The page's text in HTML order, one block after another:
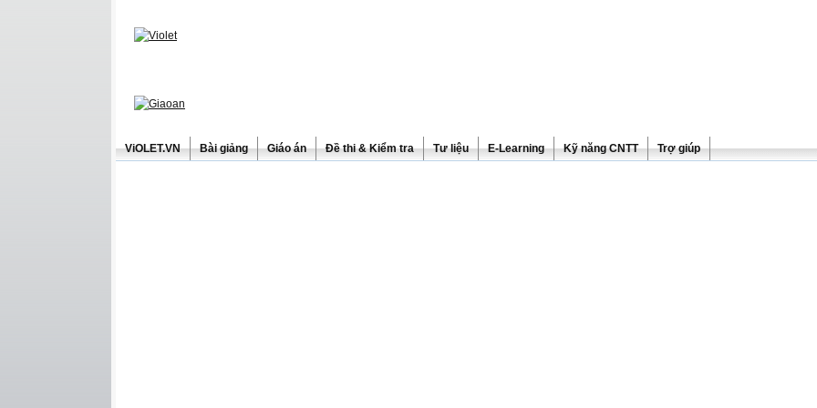
ViOLET.VN Bài giảng Giáo án Đề thi & Kiểm tra Tư liệu E-Learning Kỹ năng CNTT Trợ giúp